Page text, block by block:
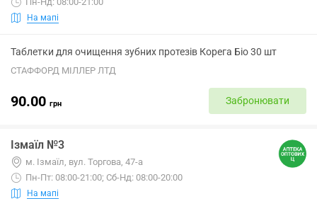
На мапі
Таблетки для очищення зубних протезів Корега Біо 30 шт
СТАФФОРД МІЛЛЕР ЛТД
90.00 грн Забронювати
Ізмаїл №3
м. Ізмаїл, вул. Торгова, 47-а
Пн-Пт: 08:00-21:00; Сб-Нд: 08:00-20:00
На мапі